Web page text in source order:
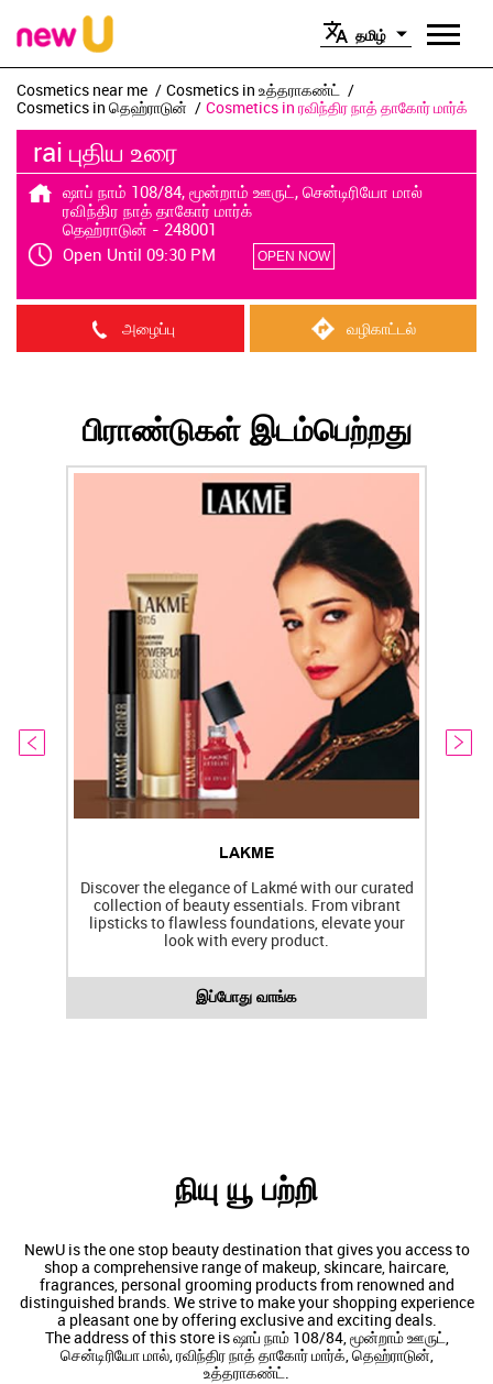
தமிழ்
Cosmetics near me
Cosmetics in உத்தராகண்ட்
Cosmetics in தெஹ்ராடுன்
Cosmetics in ரவிந்திர நாத் தாகோர் மார்க்
rai புதிய உரை
ஷாப் நாம் 108/84, மூன்றாம் ஊருட், சென்டிரியோ மால்
ரவிந்திர நாத் தாகோர் மார்க்
தெஹ்ராடுன் - 248001
Open Until 09:30 PM
OPEN NOW
அழைப்பு வழிகாட்டல்
பிராண்டுகள் இடம்பெற்றது
LAKME
Discover the elegance of Lakmé with our curated
collection of beauty essentials. From vibrant
lipsticks to flawless foundations, elevate your
look with every product.
இப்போது வாங்க
நியு யூ பற்றி
NewU is the one stop beauty destination that gives you access to
shop a comprehensive range of makeup, skincare, haircare,
fragrances, personal grooming products from renowned and
distinguished brands. We strive to make your shopping experience
a pleasant one by offering exclusive and exciting deals.
The address of this store is ஷாப் நாம் 108/84, மூன்றாம் ஊருட்,
சென்டிரியோ மால், ரவிந்திர நாத் தாகோர் மார்க், தெஹ்ராடுன்,
உத்தராகண்ட்.